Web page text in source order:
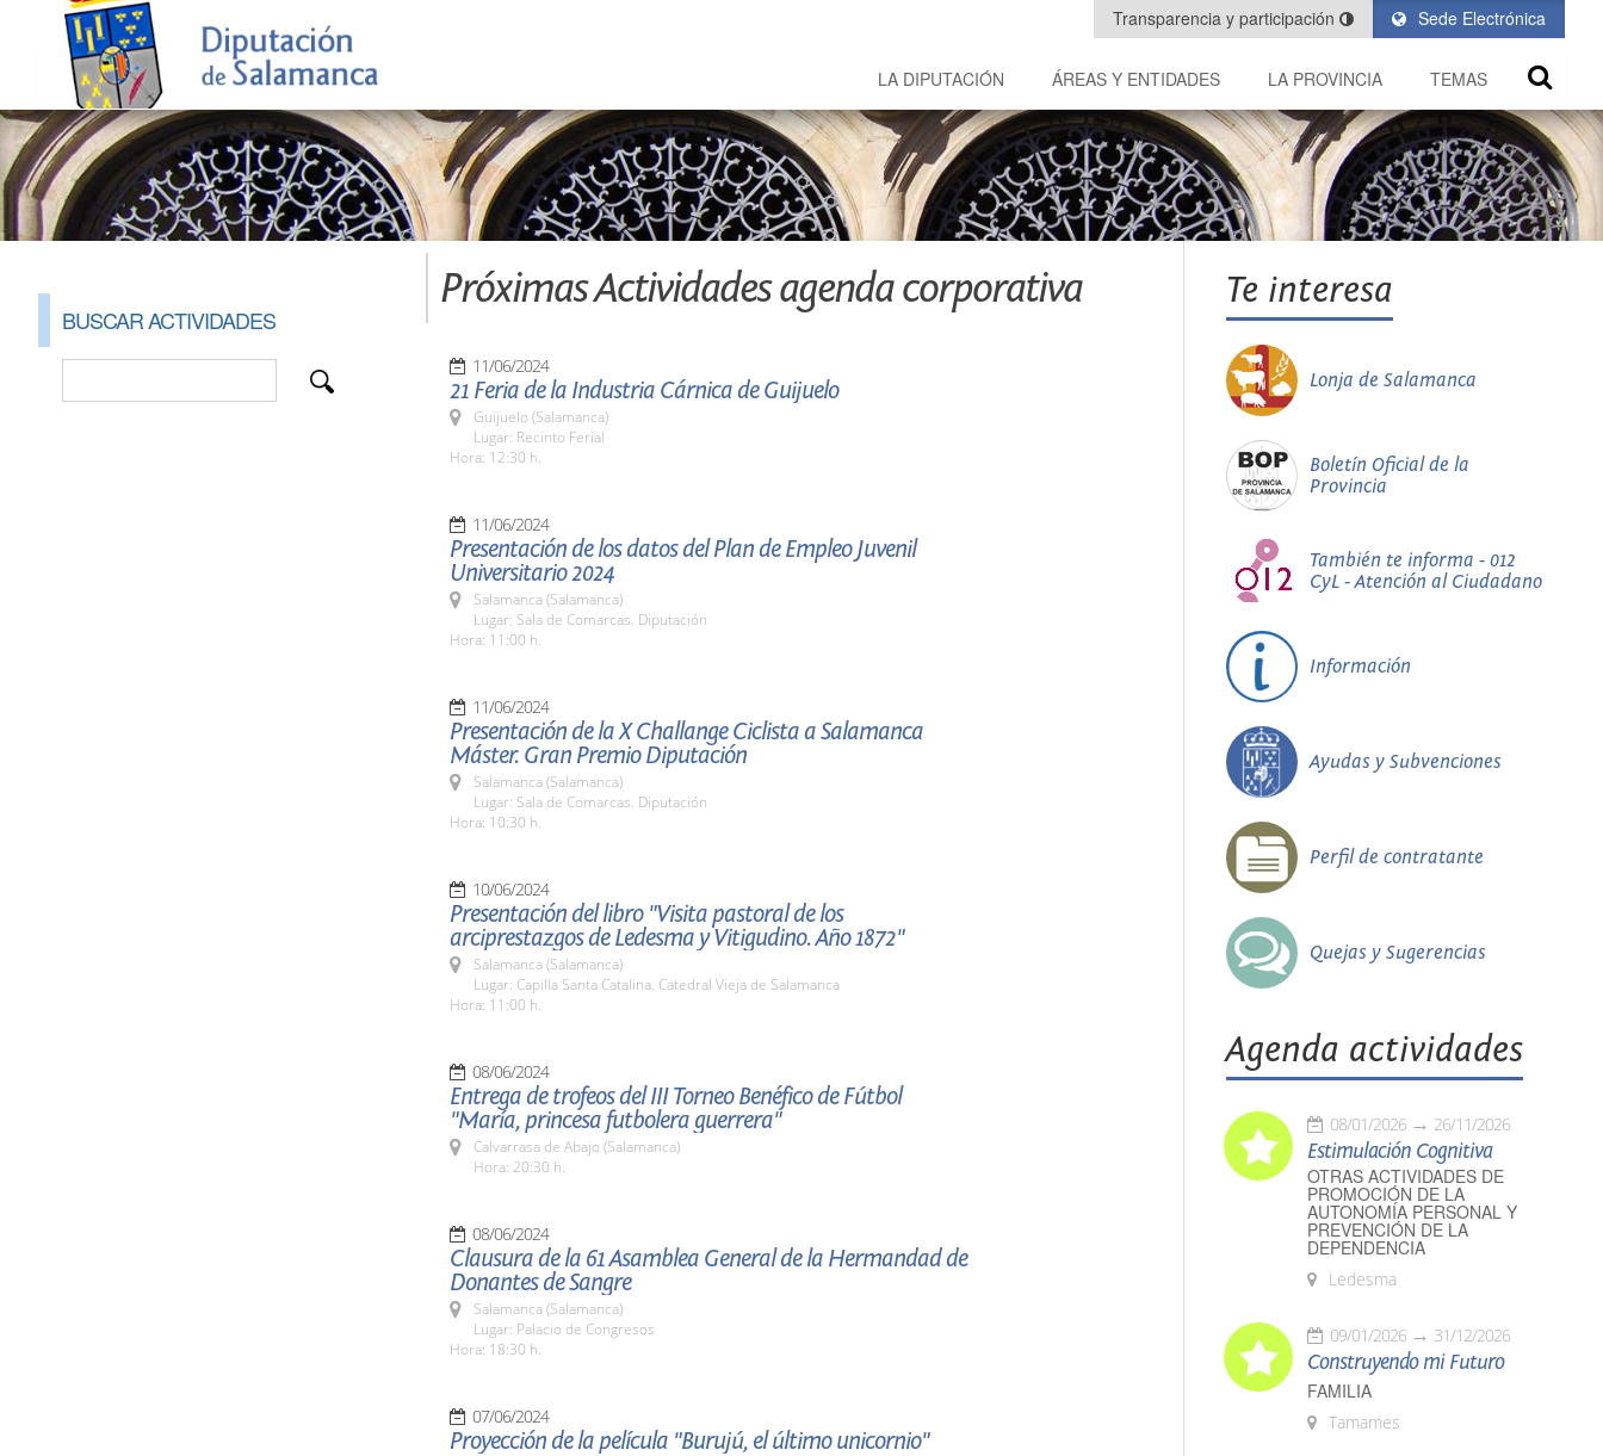
Sede Electrónica
Transparencia y participación
LA DIPUTACIÓN ÁREAS Y ENTIDADES LA PROVINCIA TEMAS
BUSCAR ACTIVIDADES
Próximas Actividades agenda corporativa
11/06/2024
21 Feria de la Industria Cárnica de Guijuelo
Guijuelo (Salamanca)
Lugar: Recinto Ferial
Hora: 12:30 h.
11/06/2024
Presentación de los datos del Plan de Empleo Juvenil
Universitario 2024
Salamanca (Salamanca)
Lugar: Sala de Comarcas. Diputación
Hora: 11:00 h.
11/06/2024
Presentación de la X Challange Ciclista a Salamanca
Máster. Gran Premio Diputación
Salamanca (Salamanca)
Lugar: Sala de Comarcas. Diputación
Hora: 10:30 h.
10/06/2024
Presentación del libro "Visita pastoral de los
arciprestazgos de Ledesma y Vitigudino. Año 1872"
Salamanca (Salamanca)
Lugar: Capilla Santa Catalina. Catedral Vieja de Salamanca
Hora: 11:00 h.
08/06/2024
Entrega de trofeos del III Torneo Benéfico de Fútbol
"María, princesa futbolera guerrera"
Calvarrasa de Abajo (Salamanca)
Hora: 20:30 h.
08/06/2024
Clausura de la 61 Asamblea General de la Hermandad de
Donantes de Sangre
Salamanca (Salamanca)
Lugar: Palacio de Congresos
Hora: 18:30 h.
07/06/2024
Proyección de la película "Burujú, el último unicornio"
Te interesa
Lonja de Salamanca
Boletín Oficial de la
Provincia
También te informa - 012
CyL - Atención al Ciudadano
Información
Ayudas y Subvenciones
Perfil de contratante
Quejas y Sugerencias
Agenda actividades
08/01/2026 26/11/2026
Estimulación Cognitiva
OTRAS ACTIVIDADES DE
PROMOCIÓN DE LA
AUTONOMÍA PERSONAL Y
PREVENCIÓN DE LA
DEPENDENCIA
Ledesma
09/01/2026 31/12/2026
Construyendo mi Futuro
FAMILIA
Tamames